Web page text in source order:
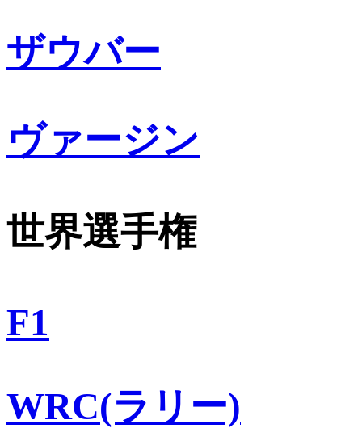
ザウバー
ヴァージン
世界選手権
F1
WRC(ラリー)